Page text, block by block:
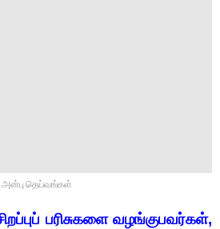
அன்பு தெய்வங்கள்
பரிசுகளை வழங்குபவர்கள்,